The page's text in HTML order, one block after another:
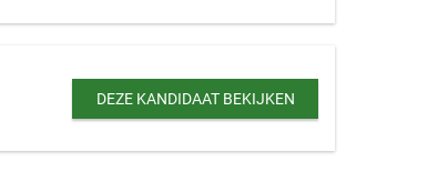
DEZE KANDIDAAT BEKIJKEN